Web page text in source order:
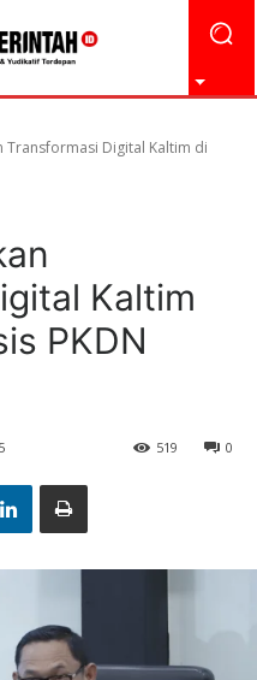
Transformasi Digital Kaltim di
Kaltim
PKDN
0
519